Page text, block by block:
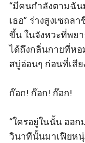
“มีคนกำลังตามฉั
เธอ” ร่างสูงเซถล
ขึ้น ในจังหวะที่พย
ได้ถึงกลิ่นกายที่ห
สบู่อ่อนๆ ก่อนที่เสี
ก๊อก! ก๊อก! ก๊อก!
“ใครอยู่ในนั้น ออก
วินาทีนั้นมาเฟียหนุ่